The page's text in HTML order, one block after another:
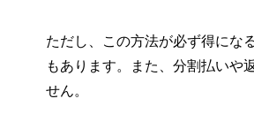
ただし、この方法が必ず得にな
もあります。また、分割払いや
せん。